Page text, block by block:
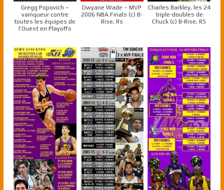
Gregg Popovich –
vainqueur contre
toutes les équipes de
l’Ouest en Playoffs
Dwyane Wade – MVP
2006 NBA Finals (c) B-
Rise, Rs
Charles Barkley, les 24
triple-doubles de
Chuck (c) B-Rise, RS